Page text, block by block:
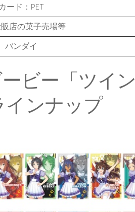
カード：PET
店の菓子売場等
バンダイ
ビー「ツイン
インナップ